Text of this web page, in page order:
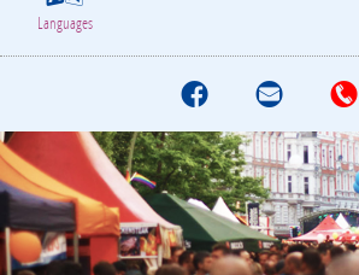
Languages
f M T